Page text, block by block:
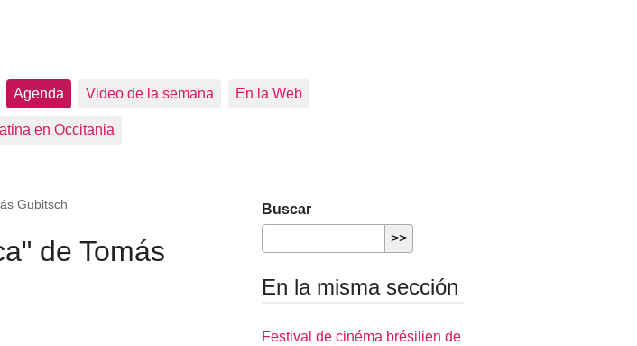
Agenda Video de la semana En la Web
en Occitania
Gubitsch
de Tomás
Buscar
En la misma sección
Festival de cinéma brésilien de